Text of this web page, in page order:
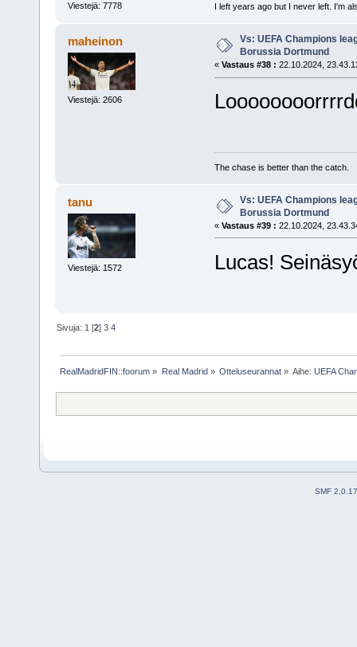
Viestejä: 7778 I left years ago but I never left. I'm
maheinon
Viestejä: 2606
Vs: UEFA Champions
Borussia Dortmund
« Vastaus #38 : 22.10.2024,
The chase is better than the catch.
tanu
Viestejä: 1572
Vs: UEFA Champions
Borussia Dortmund
« Vastaus #39 : 22.10.2024,
Lucas!
Sivuja: 1 [2]3 4
RealMadridFIN::foorum » Real Madrid» Otteluseurannat» Aihe:UEFA
SMF 2.0.17